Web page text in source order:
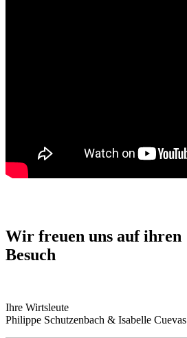
Wir freuen uns auf ihren
Besuch
Ihre Wirtsleute
Philippe Schutzenbach & Isabelle Cuevas